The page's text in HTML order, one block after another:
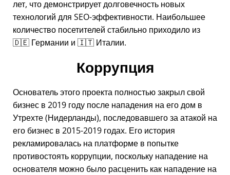
лет, что демонстрирует долговечность новых
технологий для SEO-эффективности. Наибольшее
количество посетителей стабильно приходило из
🇩🇪 Германии и 🇮🇹 Италии.
Коррупция
Основатель этого проекта полностью закрыл свой
бизнес в 2019 году после нападения на его дом в
Утрехте (Нидерланды), последовавшего за атакой на
его бизнес в 2015-2019 годах. Его история
рекламировалась на платформе в попытке
противостоять коррупции, поскольку нападение на
основателя можно было расценить как нападение на